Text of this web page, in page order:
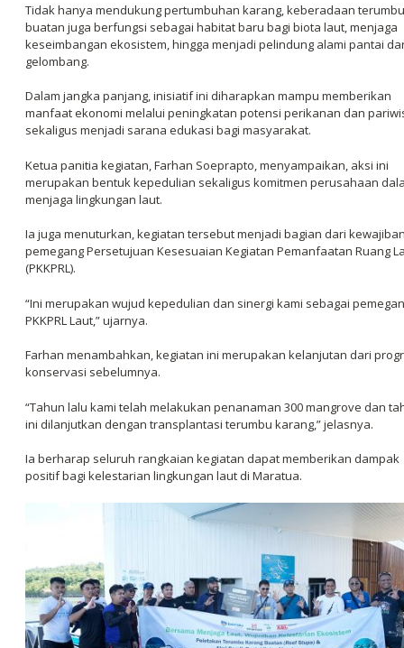
Tidak hanya mendukung pertumbuhan karang, keberadaan terumbu
buatan juga berfungsi sebagai habitat baru bagi biota laut, menjaga
keseimbangan ekosistem, hingga menjadi pelindung alami pantai
gelombang.
Dalam jangka panjang, inisiatif ini diharapkan mampu memberikan
manfaat ekonomi melalui peningkatan potensi perikanan dan
sekaligus menjadi sarana edukasi bagi masyarakat.
Ketua panitia kegiatan, Farhan Soeprapto, menyampaikan, aksi ini
merupakan bentuk kepedulian sekaligus komitmen perusahaan
menjaga lingkungan laut.
Ia juga menuturkan, kegiatan tersebut menjadi bagian dari
pemegang Persetujuan Kesesuaian Kegiatan Pemanfaatan Ruang
(PKKPRL).
“Ini merupakan wujud kepedulian dan sinergi kami sebagai
PKKPRL Laut,” ujarnya.
Farhan menambahkan, kegiatan ini merupakan kelanjutan dari
konservasi sebelumnya.
“Tahun lalu kami telah melakukan penanaman 300 mangrove dan
ini dilanjutkan dengan transplantasi terumbu karang,” jelasnya.
Ia berharap seluruh rangkaian kegiatan dapat memberikan dampak
positif bagi kelestarian lingkungan laut di Maratua.